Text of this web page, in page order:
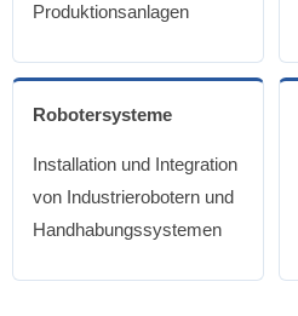
Produktionsanlagen
Robotersysteme
Installation und Integration
von Industrierobotern und
Handhabungssystemen